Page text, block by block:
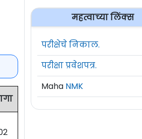
महत्वाच्या लिंक्स
परीक्षेचे निकाल.
परीक्षा प्रवेशपत्र.
Maha NMK